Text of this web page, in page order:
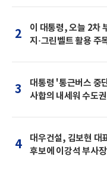
2
이 대통령, 오늘 2차
지·그린벨트 활용 주
3
대통령 '통근버스 중
사합의 내세워 수도
4
대우건설, 김보현 대
후보에 이강석 부사